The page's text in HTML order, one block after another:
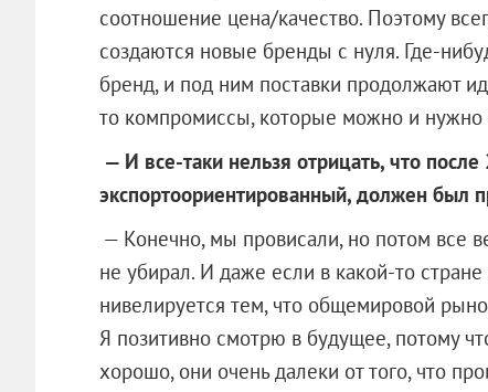
соотношение цена/качество. Поэтому
создаются новые бренды с нуля. Где-
бренд, и под ним поставки продолжают
то компромиссы, которые можно и нужно
— И все-таки нельзя отрицать, что
экспортоориентированный, должен был
— Конечно, мы провисали, но потом все
не убирал. И даже если в какой-то
нивелируется тем, что общемировой
Я позитивно смотрю в будущее, потому
хорошо, они очень далеки от того, что